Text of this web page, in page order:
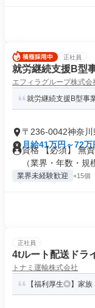
正社員
就労継続支援B型
エフィラグループ株式会
就労継続支援B型事
〒236-0042神奈
月給41万円～72万
資格 【必須】 無
（業界・年数・規
業界未経験歓迎 +15個
正社員
4tルート配送ドラ
トナミ運輸株式会社
【福利厚生◎】家